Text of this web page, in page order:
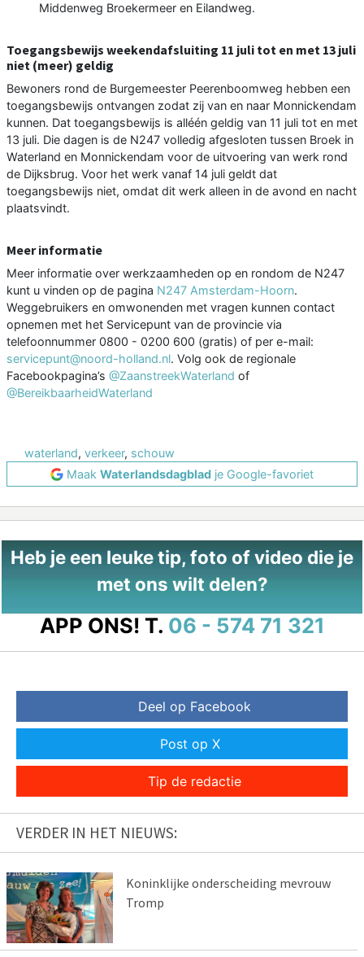
Middenweg Broekermeer en Eilandweg.
Toegangsbewijs weekendafsluiting 11 juli tot en met 13 juli
niet (meer) geldig
Bewoners rond de Burgemeester Peerenboomweg hebben een
toegangsbewijs ontvangen zodat zij van en naar Monnickendam
kunnen. Dat toegangsbewijs is alléén geldig van 11 juli tot en met
13 juli. Die dagen is de N247 volledig afgesloten tussen Broek in
Waterland en Monnickendam voor de uitvoering van werk rond
de Dijksbrug. Voor het werk vanaf 14 juli geldt dat
toegangsbewijs niet, omdat dit werk alleen in de avond en nacht
plaatsvindt.
Meer informatie
Meer informatie over werkzaamheden op en rondom de N247
kunt u vinden op de pagina N247 Amsterdam-Hoorn.
Weggebruikers en omwonenden met vragen kunnen contact
opnemen met het Servicepunt van de provincie via
telefoonnummer 0800 - 0200 600 (gratis) of per e-mail:
servicepunt@noord-holland.nl. Volg ook de regionale
Facebookpagina’s @ZaanstreekWaterland of
@BereikbaarheidWaterland
waterland, verkeer, schouw
Maak Waterlandsdagblad je Google-favoriet
Heb je een leuke tip, foto of video die je
met ons wilt delen?
APP ONS! T. 06 - 574 71 321
Deel op Facebook
Post op X
Tip de redactie
VERDER IN HET NIEUWS:
Koninklijke onderscheiding mevrouw
Tromp